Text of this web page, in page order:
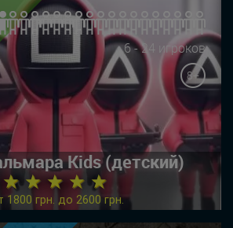
6 - 24 игроков
8+
Kids (детский)
★ ★ ★ ★ ★
1800 грн. до 2600 грн.